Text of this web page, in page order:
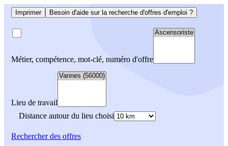
Imprimer Besoin d'aide sur la recherche d'offres d'emploi ?
Métier, compétence, mot-clé, numéro d'offre
Lieu de travail
Distance autour du lieu choisi
Rechercherdes offres